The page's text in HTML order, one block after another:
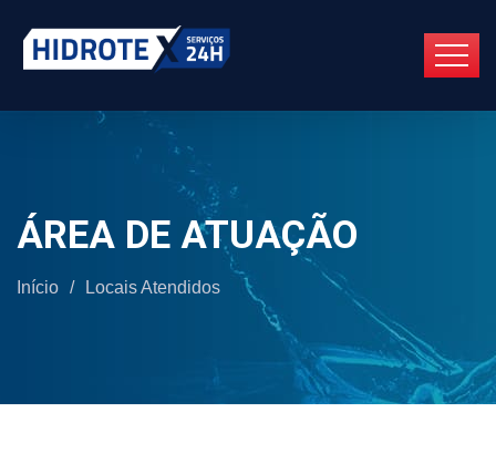
ÁREA DE ATUAÇÃO
Início / Locais Atendidos